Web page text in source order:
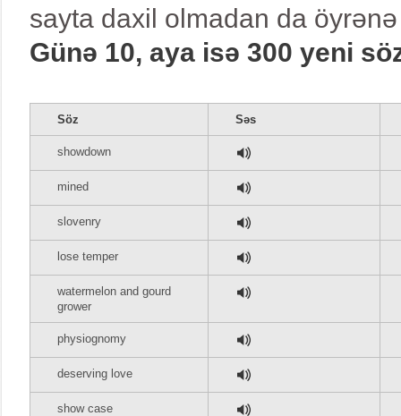
sayta daxil olmadan da
Günə 10, aya isə 300 yeni
Söz Səs
showdown
mined
slovenry
lose temper
watermelon and gourd
grower
physiognomy
deserving love
show case